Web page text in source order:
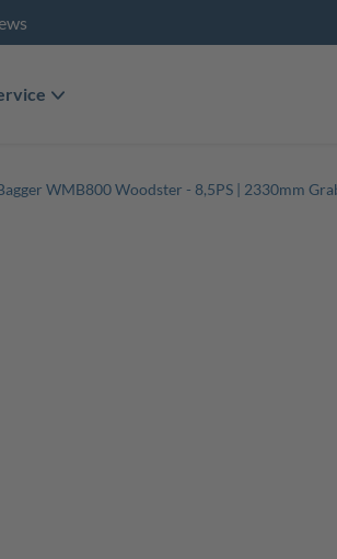
WMB800 Woodster - 8,5PS | 2330mm